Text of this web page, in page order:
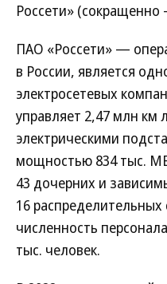
Россети»
ПАО «Россети» —
в России, является
электросетевых
управляет 2,47 млн км
электрическими
мощностью 834 тыс.
43 дочерних и
16
численность
тыс. человек.